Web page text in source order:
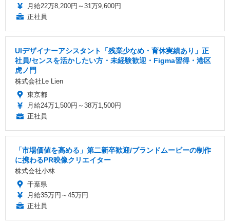
月給22万8,200円～31万9,600円
正社員
UIデザイナーアシスタント「残業少なめ・育休実績あり」正
社員/センスを活かしたい方・未経験歓迎・Figma習得・港区
虎ノ門
株式会社Le Lien
東京都
月給24万1,500円～38万1,500円
正社員
「市場価値を高める」第二新卒歓迎/ブランドムービーの制作
に携わるPR映像クリエイター
株式会社小林
千葉県
月給35万円～45万円
正社員